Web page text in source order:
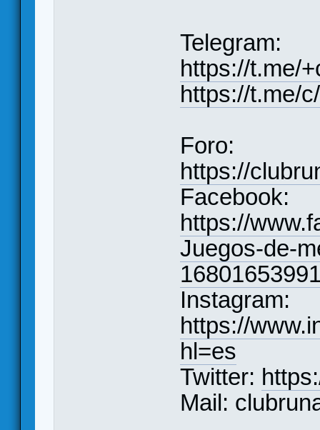
Telegram:
https://t.me/
https://t.me/
Foro:
https://
Facebook:
https://
Juegos-de-
Instagram:
https://
hl=es
Twitter:
Mail: